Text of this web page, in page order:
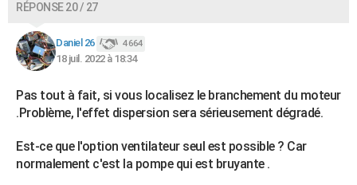
RÉPONSE 20 / 27
Daniel 26 4 664
18 juil. 2022 à 18:34
Pas tout à fait, si vous localisez le branchement du moteur
.Problème, l'effet dispersion sera sérieusement dégradé.
Est-ce que l'option ventilateur seul est possible ? Car
normalement c'est la pompe qui est bruyante .